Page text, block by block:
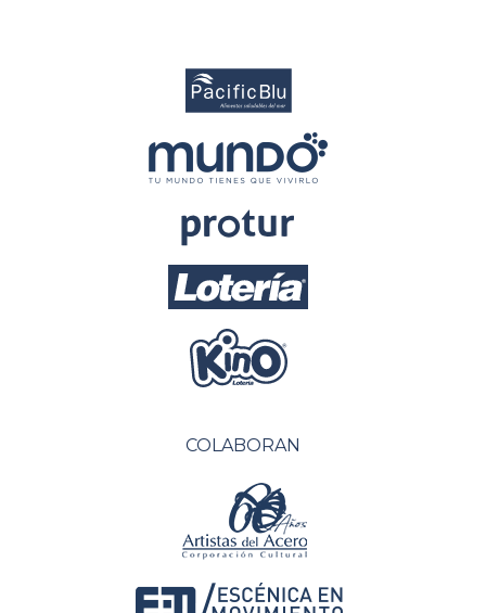
COLABORAN